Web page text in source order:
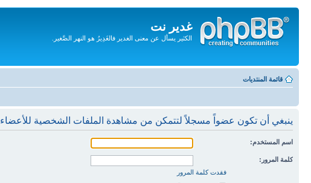
غدير نت
الكثير يسأل عن معنى الغدير فالغَدِيرُ هو النهر الصَّغير.
المحتويات
قائمة المنتديات
ينبغي أن تكون عضواً مسجلاً لتتمكن من مشاهدة الملفات الشخصية للأعضاء
اسم المستخدم:
كلمة المرور:
فقدت كلمة المرور